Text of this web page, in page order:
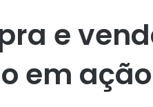
e
em